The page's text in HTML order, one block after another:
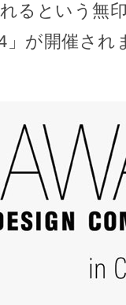
るという無
」が開催さ